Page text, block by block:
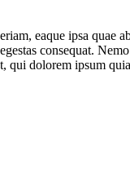
eaque ipsa quae
consequat.
qui dolorem ipsum